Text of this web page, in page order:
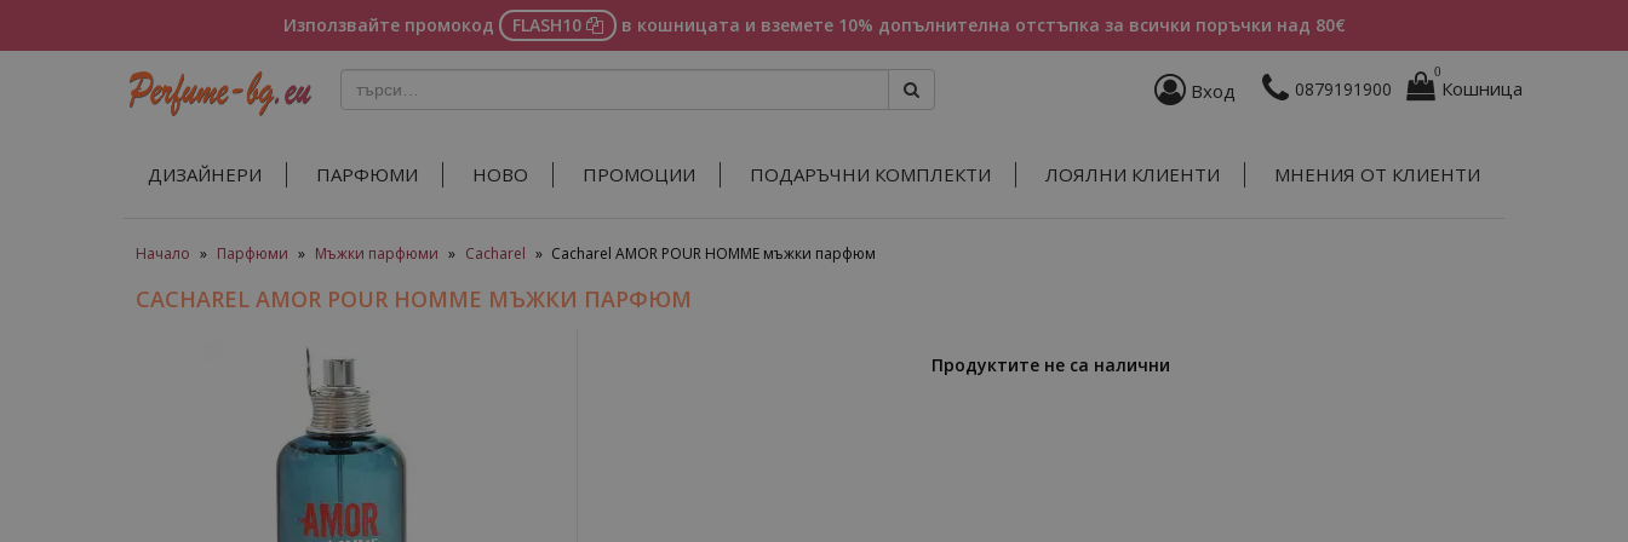
Използвайте промокод FLASH10 в кошницата и вземете 10% допълнителна отстъпка за всички поръчки над 80€
Вход 0879191900
0
Кошница
ДИЗАЙНЕРИ ПАРФЮМИ НОВО ПРОМОЦИИ ПОДАРЪЧНИ КОМПЛЕКТИ ЛОЯЛНИ КЛИЕНТИ МНЕНИЯ ОТ КЛИЕНТИ
Начало » Парфюми » Мъжки парфюми » Cacharel » Cacharel AMOR POUR HOMME мъжки парфюм
CACHAREL AMOR POUR HOMME МЪЖКИ ПАРФЮМ
Продуктите не са налични